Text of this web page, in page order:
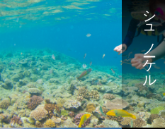
シュノーケル